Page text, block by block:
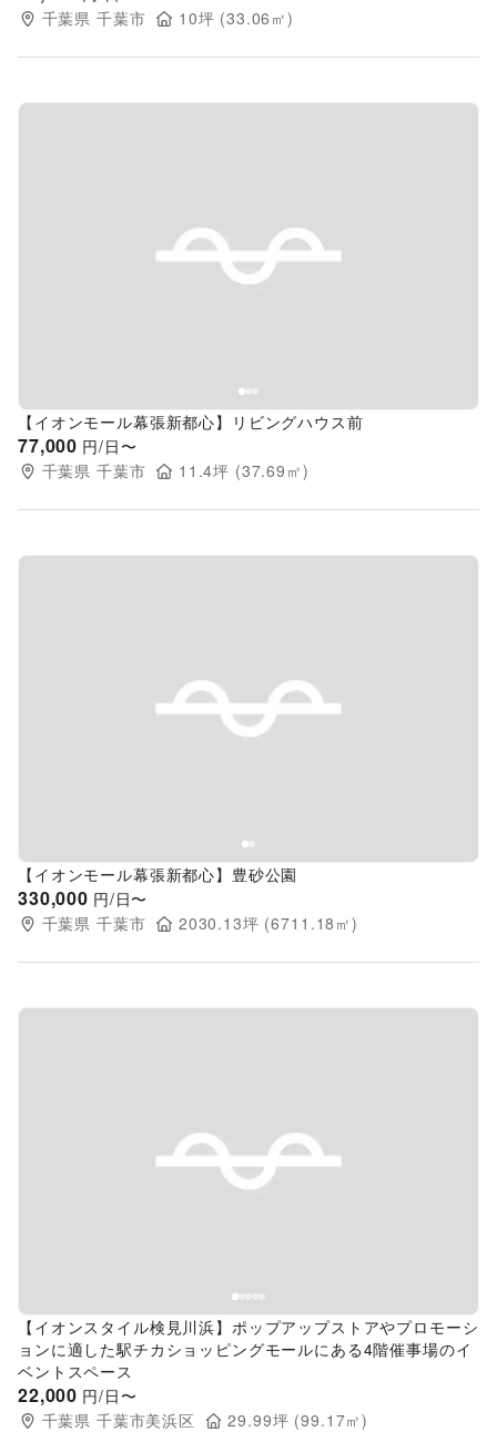
千葉県 千葉市 10坪 (33.06 ㎡)
Previous slide
【イオンモール幕張新都心】リビングハウス前
77,000 円/日〜
千葉県 千葉市 11.4坪 (37.69 ㎡)
Previous slide
【イオンモール幕張新都心】豊砂公園
330,000 円/日〜
千葉県 千葉市 2030.13坪 (6711.18 ㎡)
Previous slide
【イオンスタイル検見川浜】ポップアップストアやプロモーシ
ョンに適した駅チカショッピングモールにある4階催事場のイ
ベントスペース
22,000 円/日〜
千葉県 千葉市美浜区 29.99坪 (99.17㎡)